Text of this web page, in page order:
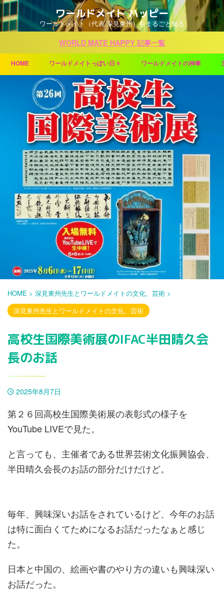
ワールドメイト ハッピー
ワールドメイト（代表 深見東州）をまるごと知る
WORLD MATE HAPPY 記事一覧
HOME ワールドメイトっぽい日々 ワールドメイトの神事
HOME > 深見東州先生とワールドメイトの文化、芸術 >
深見東州先生とワールドメイトの文化、芸術
高校生国際美術展のIFAC半田晴久会
長のお話
2025年8月7日
第２６回高校生国際美術展の表彰式の様子を
YouTube LIVEで見た。
と言っても、主催者である世界芸術文化振興協会、
半田晴久会長のお話の部分だけだけど。
毎年、興味深いお話をされているけど、今年のお話
は特に面白くてためになるお話だったなぁと感じ
た。
日本と中国の、絵画や書のやり方の違いも興味深い
お話だった。